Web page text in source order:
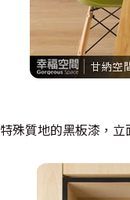
殊質地的黑板漆，立